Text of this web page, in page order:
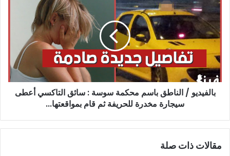
/
الناطق
باسم
محكمة
سوسة
سائق
التاكسي
أعطى
قام
بالفيديو / الناطق باسم محكمة سوسة : سائق التاكسي أعطى
سيجارة مخدرة للحريفة ثم قام بمواقعتها...
مقالات ذات صلة